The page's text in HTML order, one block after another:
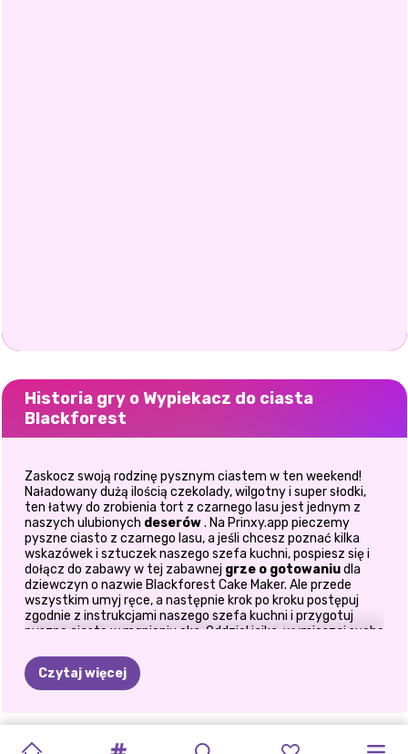
Historia gry o Wypiekacz do ciasta
Blackforest
Zaskocz swoją rodzinę pysznym ciastem w ten weekend!
Naładowany dużą ilością czekolady, wilgotny i super słodki,
ten łatwy do zrobienia tort z czarnego lasu jest jednym z
naszych ulubionych deserów. Na Prinxy.app pieczemy
pyszne ciasto z czarnego lasu, a jeśli chcesz poznać kilka
wskazówek i sztuczek naszego szefa kuchni, pospiesz się i
dołącz do zabawy w tej zabawnej grze o gotowaniudla
dziewczyn o nazwie Blackforest Cake Maker. Ale przede
wszystkim umyj ręce, a następnie krok po kroku postępuj
zgodnie z instrukcjami naszego szefa kuchni i przygotuj
pyszne ciasto w mgnieniu oka. Oddziel jajka, wymieszaj suche
ukończenie serii minigier, aby dowiedzieć się, jak zrobić to
ciasto. Upiecz ciasto zgodnie z instrukcją, a następnie
udekoruj je lukrem, bitą śmietaną, pralinkami i świeżymi
Prinxy.app!
Czytaj więcej
PRZEPISY
BFF PRZYGOTOWANIE
WITAJ GOTOWANIE LETNIA